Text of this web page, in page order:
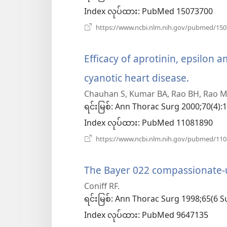
ဖွ
င့်
ပါ
Index လုပ်ထား‎: PubMed 15073700
https://www.ncbi.nlm.nih.gov/pubmed/
Efficacy of aprotinin, epsilon
cyanotic heart disease.
အသစ်
ဖွ
င့်
ပါ
တယ်)
Chauhan S, Kumar BA, Rao BH, Rao
ရင်းမြစ်‎: Ann Thorac Surg
Index လုပ်ထား‎: PubMed 11081890
https://www.ncbi.nlm.nih.gov/pubmed/
The Bayer 022
Coniff RF.
ရင်းမြစ်‎: Ann Thorac Surg 1998;65(6
Index လုပ်ထား‎: PubMed 9647135